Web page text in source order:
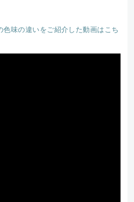
色味の違いをご紹介した動画はこち